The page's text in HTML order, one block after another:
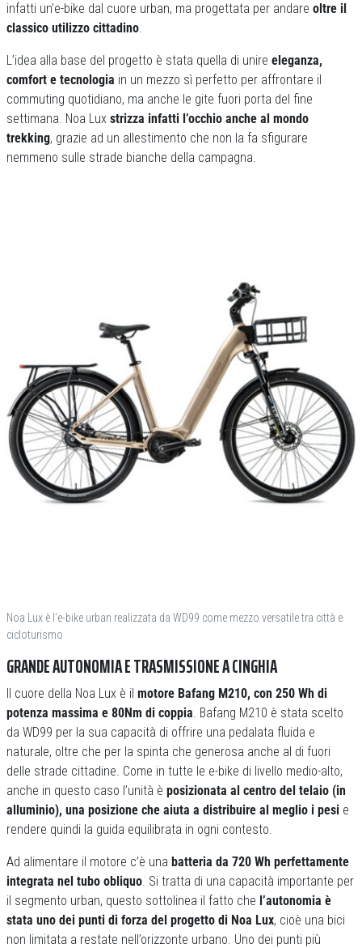
infatti un’e-bike dal cuore urban, ma progettata per andare oltre il
classico utilizzo cittadino.
L’idea alla base del progetto è stata quella di unire eleganza,
comfort e tecnologia in un mezzo sì perfetto per affrontare il
commuting quotidiano, ma anche le gite fuori porta del fine
settimana. Noa Lux strizza infatti l’occhio anche al mondo
trekking, grazie ad un allestimento che non la fa sfigurare
nemmeno sulle strade bianche della campagna.
Noa Lux è l’e-bike urban realizzata da WD99 come mezzo versatile tra città e
cicloturismo
GRANDE AUTONOMIA E TRASMISSIONE A CINGHIA
Il cuore della Noa Lux è il motore Bafang M210, con 250 Wh di
potenza massima e 80Nm di coppia. Bafang M210 è stata scelto
da WD99 per la sua capacità di offrire una pedalata fluida e
naturale, oltre che per la spinta che generosa anche al di fuori
delle strade cittadine. Come in tutte le e-bike di livello medio-alto,
anche in questo caso l’unità è posizionata al centro del telaio (in
alluminio), una posizione che aiuta a distribuire al meglio i pesi e
rendere quindi la guida equilibrata in ogni contesto.
Ad alimentare il motore c’è una batteria da 720 Wh perfettamente
integrata nel tubo obliquo. Si tratta di una capacità importante per
il segmento urban, questo sottolinea il fatto che l’autonomia è
stata uno dei punti di forza del progetto di Noa Lux, cioè una bici
non limitata a restate nell’orizzonte urbano. Uno dei punti più